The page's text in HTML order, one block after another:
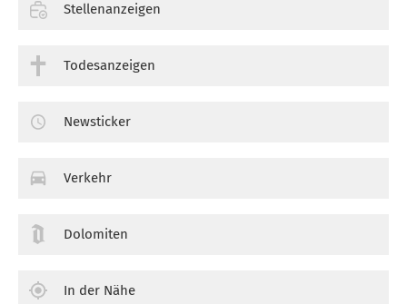
Stellenanzeigen
Todesanzeigen
Newsticker
Verkehr
Dolomiten
In der Nähe